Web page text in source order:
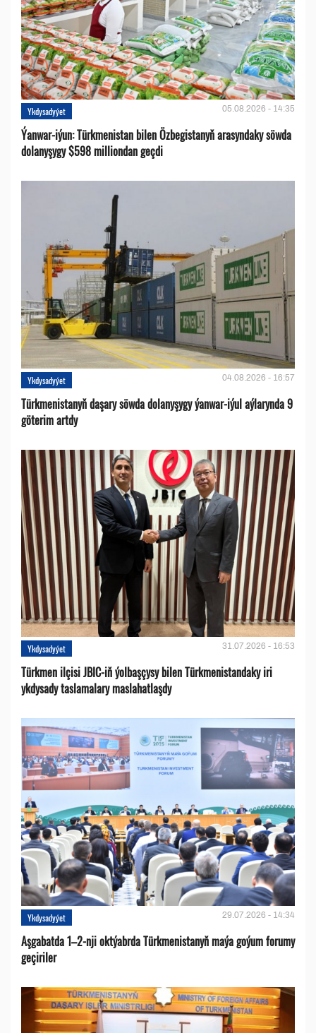
Ykdysadyýet 05.08.2026 - 14:35
Ýanwar-iýun: Türkmenistan bilen Özbegistanyň arasyndaky söwda
dolanyşygy $598 milliondan geçdi
Ykdysadyýet 04.08.2026 - 16:57
Türkmenistanyň daşary söwda dolanyşygy ýanwar-iýul aýlarynda 9
göterim artdy
Ykdysadyýet 31.07.2026 - 16:53
Türkmen ilçisi JBIC-iň ýolbaşçysy bilen Türkmenistandaky iri
ykdysady taslamalary maslahatlaşdy
Ykdysadyýet 29.07.2026 - 14:34
Aşgabatda 1–2-nji oktýabrda Türkmenistanyň maýa goýum forumy
geçiriler